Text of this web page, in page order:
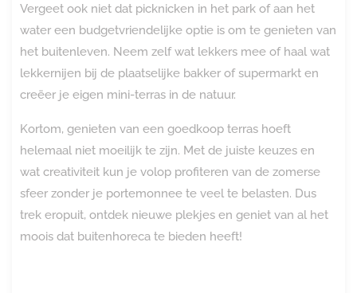
Vergeet ook niet dat picknicken in het park of aan het
water een budgetvriendelijke optie is om te genieten van
het buitenleven. Neem zelf wat lekkers mee of haal wat
lekkernijen bij de plaatselijke bakker of supermarkt en
creëer je eigen mini-terras in de natuur.
Kortom, genieten van een goedkoop terras hoeft
helemaal niet moeilijk te zijn. Met de juiste keuzes en
wat creativiteit kun je volop profiteren van de zomerse
sfeer zonder je portemonnee te veel te belasten. Dus
trek eropuit, ontdek nieuwe plekjes en geniet van al het
moois dat buitenhoreca te bieden heeft!